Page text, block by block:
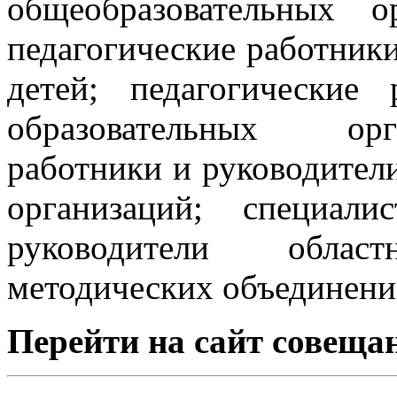
общеобразовательных
педагогические
детей; педагогические
образовательных
работники и
организаций;
руководители
методических
Перейти на сайт